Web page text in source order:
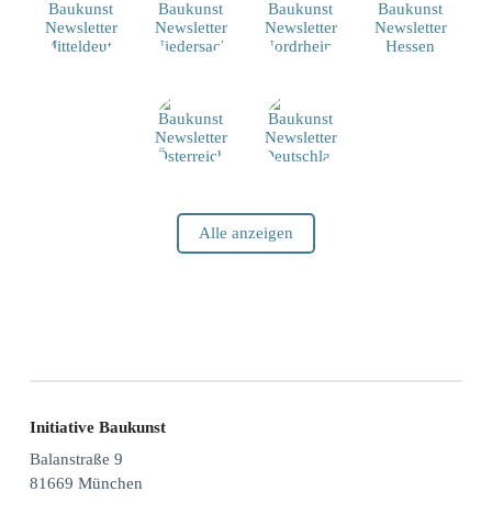
Alle anzeigen
Initiative Baukunst
Balanstraße 9
81669 München